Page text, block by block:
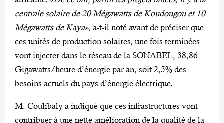
centrale solaire de 20 Mégawatts de Koudougou et 10
Mégawatts de Kaya», a-t-il noté avant de préciser que
ces unités de production solaires, une fois terminées
vont injecter dans le réseau de la SONABEL, 38,86
Gigawatts/heure d’énergie par an, soit 2,5% des
besoins actuels du pays d’énergie électrique.
M. Coulibaly a indiqué que ces infrastructures vont
contribuer à une nette amélioration de la qualité de la